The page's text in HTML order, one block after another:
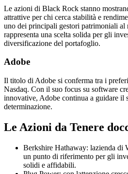
Le azioni di Black Rock stanno
attrattive per chi cerca stabilità e
uno dei principali gestori patrimoniali
rappresenta una scelta solida per gli
diversificazione del portafoglio.
Adobe
Il titolo di Adobe si conferma tra i
Nasdaq. Con il suo focus su software
innovative, Adobe continua a guidare il
determinazione.
Le Azioni da Tenere
Berkshire Hathaway: lazienda di
un punto di riferimento per gli
solidi e affidabili.